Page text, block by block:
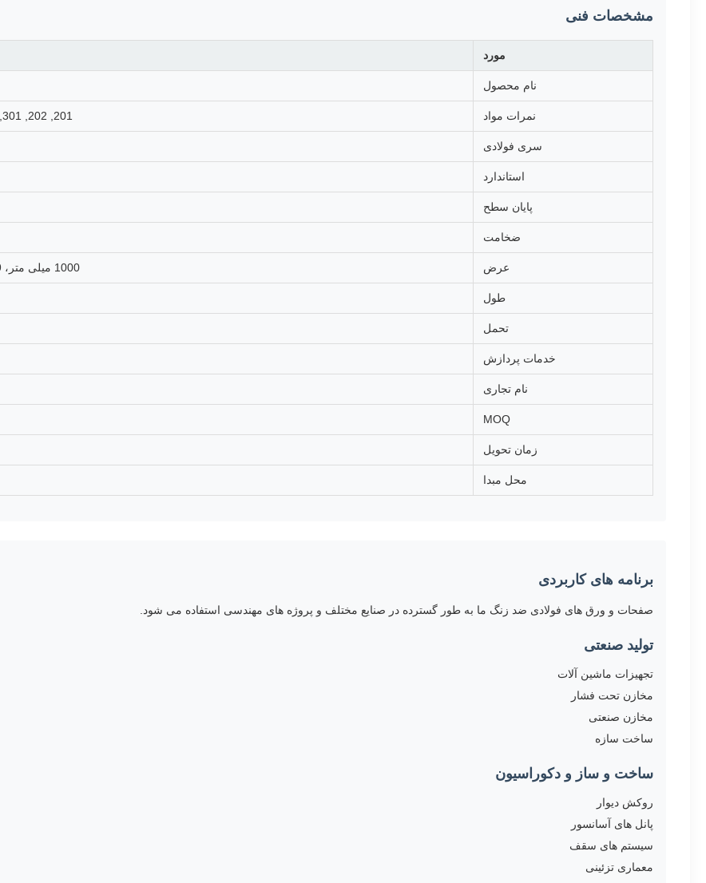
مشخصات فنی
مورد
نام محصول
نمرات مواد 201, 202, 301, 304, 304L, 316, 316, 321, 410, 420, 430, 904L, 2205, 2507
سری فولادی
استاندارد
پایان سطح
ضخامت
عرض 1000 میلی متر، 1219 میلی متر، 1240 میلی متر، 1500 میلی متر، 2000 میلی متر
طول
تحمل
خدمات پردازش
نام تجاری
MOQ
زمان تحویل
محل مبدا
برنامه های کاربردی
صفحات و ورق های فولادی ضد زنگ ما به طور گسترده در صنایع مختلف و پروژه های مهندسی استفاده می شود.
تولید صنعتی
تجهیزات ماشین آلات
مخازن تحت فشار
مخازن صنعتی
ساخت سازه
ساخت و ساز و دکوراسیون
روکش دیوار
پانل های آسانسور
سیستم های سقف
معماری تزئینی